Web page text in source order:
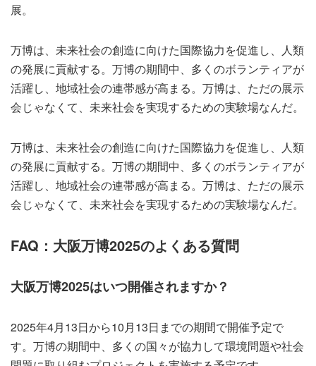
展。
万博は、未来社会の創造に向けた国際協力を促進し、人類
の発展に貢献する。万博の期間中、多くのボランティアが
活躍し、地域社会の連帯感が高まる。万博は、ただの展示
会じゃなくて、未来社会を実現するための実験場なんだ。
万博は、未来社会の創造に向けた国際協力を促進し、人類
の発展に貢献する。万博の期間中、多くのボランティアが
活躍し、地域社会の連帯感が高まる。万博は、ただの展示
会じゃなくて、未来社会を実現するための実験場なんだ。
FAQ：大阪万博2025のよくある質問
大阪万博2025はいつ開催されますか？
2025年4月13日から10月13日までの期間で開催予定で
す。万博の期間中、多くの国々が協力して環境問題や社会